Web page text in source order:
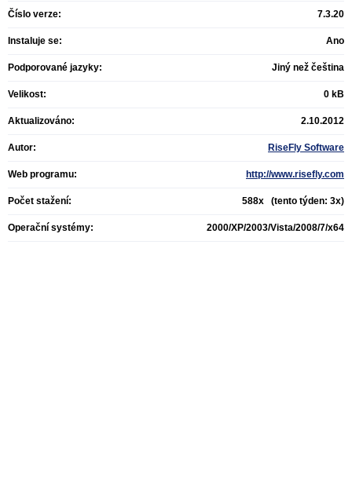
Číslo verze: 7.3.20
Instaluje se: Ano
Podporované jazyky: Jiný než čeština
Velikost: 0 kB
Aktualizováno: 2.10.2012
Autor: RiseFly Software
Web programu: http://www.risefly.com
Počet stažení: 588x (tento týden: 3x)
Operační systémy: 2000/XP/2003/Vista/2008/7/x64